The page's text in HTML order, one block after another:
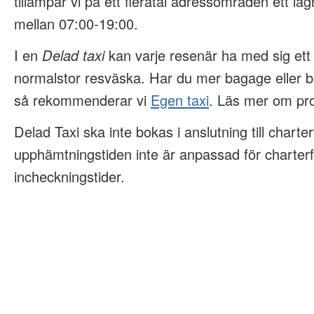
mellan 07:00-19:00.
I en Delad taxikan varje resenär ha med sig
normalstor resväska. Har du mer bagage eller
så rekommenderar vi Egen taxi. Läs mer om
Delad Taxi ska inte bokas i anslutning till
upphämtningstiden inte är anpassad för
incheckningstider.